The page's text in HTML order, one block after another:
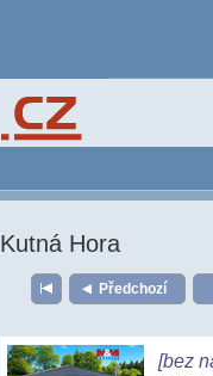
Kutná Hora
Předchozí
[bez